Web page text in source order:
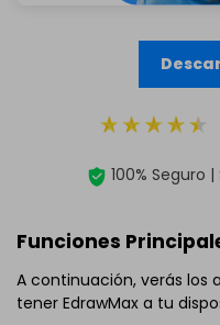
100% Seguro
Funciones
A continuación, verás los
tener EdrawMax a tu